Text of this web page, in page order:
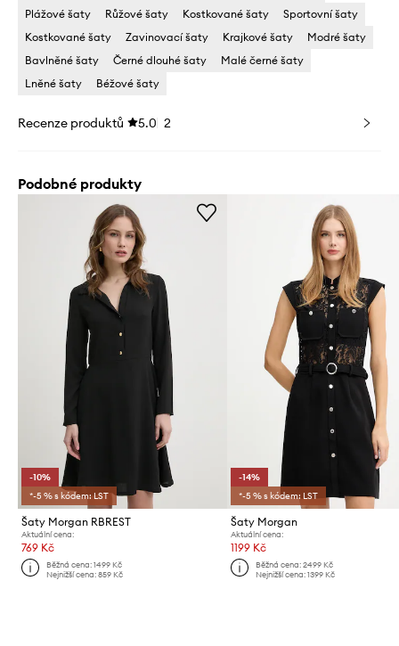
Plážové šaty Růžové šaty Kostkované šaty
Sportovní šaty
Kostkované šaty
Zavinovací šaty Krajkové šaty
Modré šaty
Bavlněné šaty
Černé dlouhé šaty
Malé černé šaty
Lněné šaty
Béžové šaty
Recenze produktů 5.0 2
Podobné produkty
-10%
*-5 % s kódem: LST
Šaty Morgan RBREST
Aktuální cena:
769 Kč
Běžná cena:1499 Kč
Nejnižší cena:859 Kč
-14%
*-5 % s kódem: LST
Šaty Morgan
Aktuální cena:
1199 Kč
Běžná cena: 2499 Kč
Nejnižší cena: 1399 Kč